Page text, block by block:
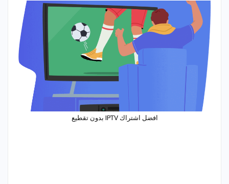
افضل اشتراك IPTV بدون تقطيع